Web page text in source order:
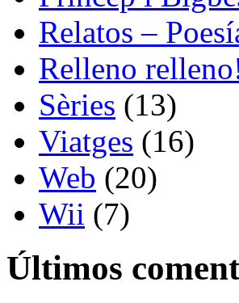
Relatos –
Relleno
Sèries (13)
Viatges (16)
Web (20)
Wii (7)
Últimos